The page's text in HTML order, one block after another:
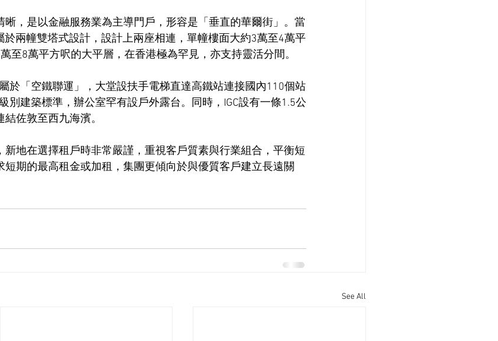
晰，是以金融服務業為主導門戶，形容是「垂直的華爾街」。當
於兩幢雙塔式設計，設計上兩座相連，單幢樓面大約3萬至4萬平
至8萬平方呎的大平層，在香港極為罕見，亦支持靈活分間。
於「空鐵聯運」，大堂設扶手電梯直達高鐵站連接國內110個站
別建築標準，辦公室罕有設戶外露台。同時，IGC設有一條1.5公
佐敦至西九海濱。
地在選擇租戶時非常嚴謹，重視客戶質素與行業組合，平衡短
期的最高租金或加租，集團更傾向於與優質客戶建立長遠關
See All